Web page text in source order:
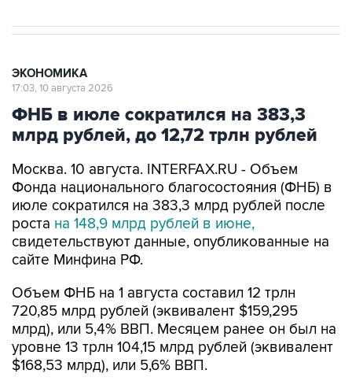
ЭКОНОМИКА
17:03, 10 августа 2026
ФНБ в июле сократился на 383,3
млрд рублей, до 12,72 трлн рублей
Москва. 10 августа. INTERFAX.RU - Объем
Фонда национального благосостояния (ФНБ) в
июле сократился на 383,3 млрд рублей после
роста на 148,9 млрд рублей в июне,
свидетельствуют данные, опубликованные на
сайте Минфина РФ.
Объем ФНБ на 1 августа составил 12 трлн
720,85 млрд рублей (эквивалент $159,295
млрд), или 5,4% ВВП. Месяцем ранее он был на
уровне 13 трлн 104,15 млрд рублей (эквивалент
$168,53 млрд), или 5,6% ВВП.